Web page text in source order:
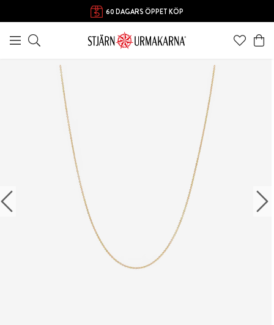
60 DAGARS ÖPPET KÖP